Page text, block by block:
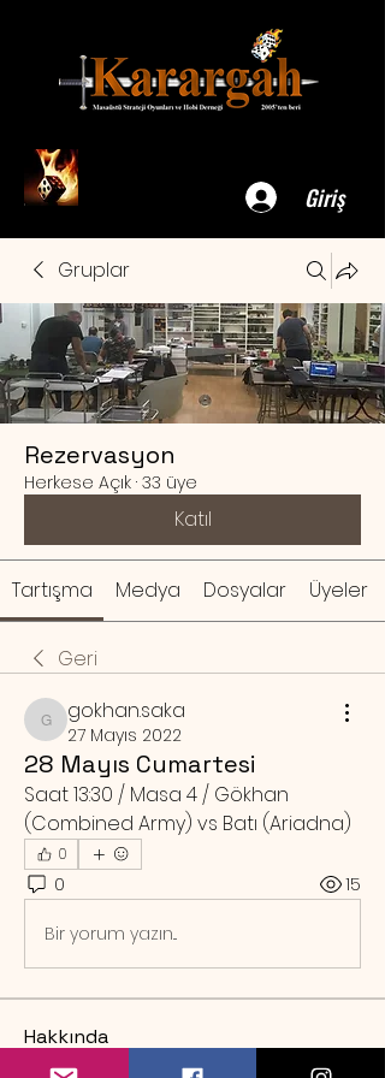
Giriş
Gruplar
Rezervasyon
Herkese Açık · 33 üye
Katıl
Tartışma Medya Dosyalar Üyeler
Geri
gokhan.saka
gokhan.saka
27 Mayıs 2022
28 Mayıs Cumartesi
Saat 13:30 / Masa 4 / Gökhan
(Combined Army) vs Batı (Ariadna)
0
0 15
Bir yorum yazın...
Hakkında
Örnek rezervasyon mesajı Sa